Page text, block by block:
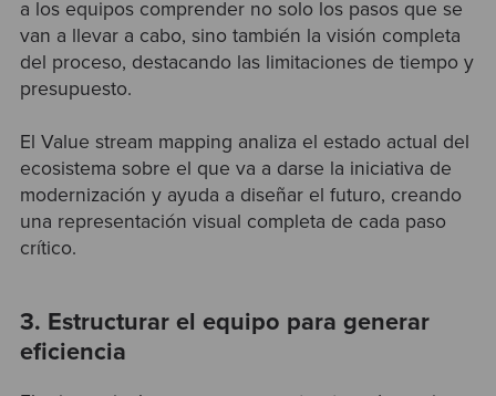
a los equipos comprender no solo los pasos que se
van a llevar a cabo, sino también la visión completa
del proceso, destacando las limitaciones de tiempo y
presupuesto.
El Value stream mapping analiza el estado actual del
ecosistema sobre el que va a darse la iniciativa de
modernización y ayuda a diseñar el futuro, creando
una representación visual completa de cada paso
crítico.
3. Estructurar el equipo para generar
eficiencia